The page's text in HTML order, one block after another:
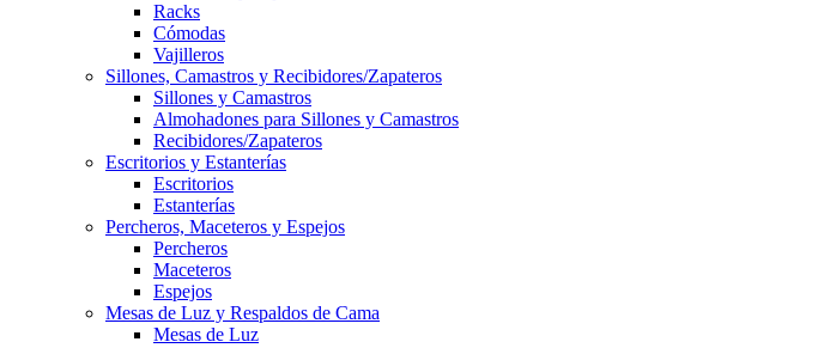
Racks
Cómodas
Vajilleros
Sillones, Camastros y Recibidores/Zapateros
Sillones y Camastros
Almohadones para Sillones y Camastros
Recibidores/Zapateros
Escritorios y Estanterías
Escritorios
Estanterías
Percheros, Maceteros y Espejos
Percheros
Maceteros
Espejos
Mesas de Luz y Respaldos de Cama
Mesas de Luz